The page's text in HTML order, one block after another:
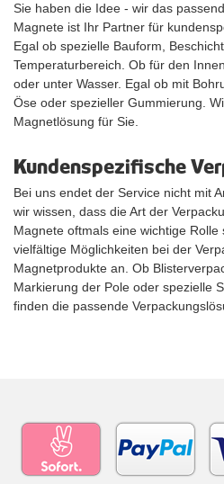
Sie haben die Idee - wir das
Magnete ist Ihr Partner für
Egal ob spezielle Bauform,
Temperaturbereich. Ob für den
oder unter Wasser. Egal ob mit
Öse oder spezieller Gummierung.
Magnetlösung für Sie.
Kundenspezifische
Bei uns endet der Service nicht mit
wir wissen, dass die Art der
Magnete oftmals eine wichtige
vielfältige Möglichkeiten bei der
Magnetprodukte an. Ob
Markierung der Pole oder spezielle
finden die passende